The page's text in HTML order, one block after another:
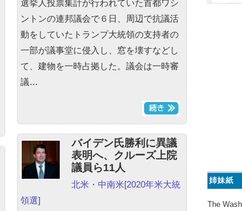
選挙人投票集計が行われていた首都ワシ
ントンの連邦議会で６日、周辺で抗議活
動をしていたトランプ大統領の支持者の
一部が議事堂に侵入し、窓を壊すなどし
て、建物を一時占拠した。議会は一時審
議…
バイデン氏勝利に異議
表明へ、クルーズ上院
議員ら11人
北米・中南米[2020年米大統
領選]
姉妹紙
The